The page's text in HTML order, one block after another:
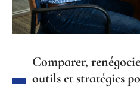
Comparer,
outils et stratégies